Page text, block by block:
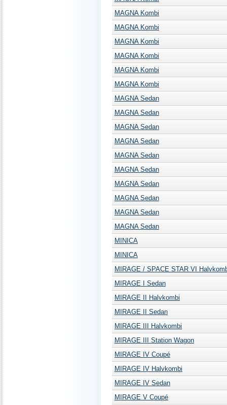
MAGNA Kombi
MAGNA Kombi
MAGNA Kombi
MAGNA Kombi
MAGNA Kombi
MAGNA Kombi
MAGNA Sedan
MAGNA Sedan
MAGNA Sedan
MAGNA Sedan
MAGNA Sedan
MAGNA Sedan
MAGNA Sedan
MAGNA Sedan
MAGNA Sedan
MAGNA Sedan
MINICA
MINICA
MIRAGE / SPACE STAR VI
MIRAGE I Sedan
MIRAGE II Halvkombi
MIRAGE II Sedan
MIRAGE III Halvkombi
MIRAGE III Station Wagon
MIRAGE IV Coupé
MIRAGE IV Halvkombi
MIRAGE IV Sedan
MIRAGE V Coupé